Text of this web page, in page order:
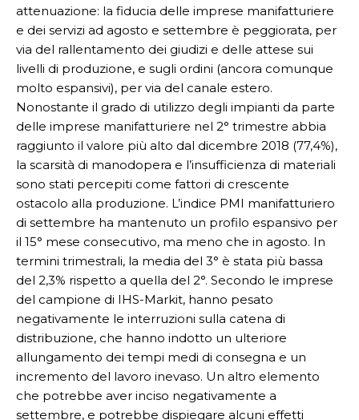
attenuazione: la fiducia delle imprese manifatturiere
e dei servizi ad agosto e settembre è peggiorata, per
via del rallentamento dei giudizi e delle attese sui
livelli di produzione, e sugli ordini (ancora comunque
molto espansivi), per via del canale estero.
Nonostante il grado di utilizzo degli impianti da parte
delle imprese manifatturiere nel 2° trimestre abbia
raggiunto il valore più alto dal dicembre 2018 (77,4%),
la scarsità di manodopera e l’insufficienza di materiali
sono stati percepiti come fattori di crescente
ostacolo alla produzione. L’indice PMI manifatturiero
di settembre ha mantenuto un profilo espansivo per
il 15° mese consecutivo, ma meno che in agosto. In
termini trimestrali, la media del 3° è stata più bassa
del 2,3% rispetto a quella del 2°. Secondo le imprese
del campione di IHS-Markit, hanno pesato
negativamente le interruzioni sulla catena di
distribuzione, che hanno indotto un ulteriore
allungamento dei tempi medi di consegna e un
incremento del lavoro inevaso. Un altro elemento
che potrebbe aver inciso negativamente a
settembre, e potrebbe dispiegare alcuni effetti